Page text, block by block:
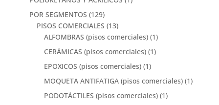
POR SEGMENTOS (129)
PISOS COMERCIALES (13)
ALFOMBRAS (pisos comerciales) (1)
CERÁMICAS (pisos comerciales) (1)
EPOXICOS (pisos comerciales) (1)
MOQUETA ANTIFATIGA (pisos comerciales) (1)
PODOTÁCTILES (pisos comerciales) (1)